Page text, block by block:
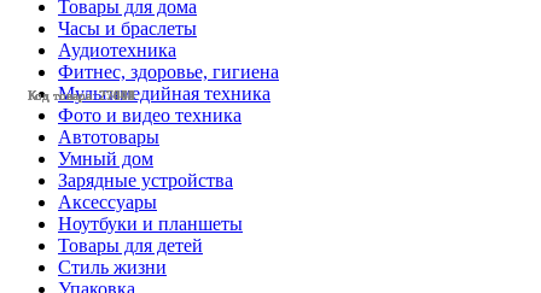
Код товара: 25872
Код товара: 27868
Код товара: 27669
Код товара: 27445
Код товара: 27444
Код товара: 27001
Товары для дома
Часы и браслеты
Аудиотехника
Фитнес, здоровье, гигиена
Мультимедийная техника
Фото и видео техника
Автотовары
Умный дом
Зарядные устройства
Аксессуары
Ноутбуки и планшеты
Товары для детей
Стиль жизни
Упаковка